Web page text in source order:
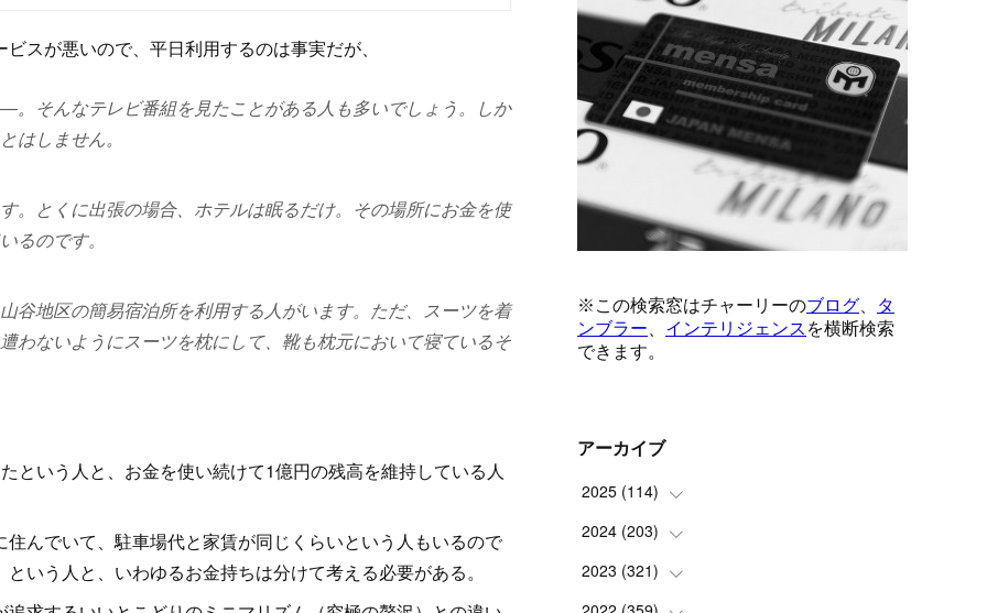
が悪いので、平日利用するのは事実だが、
そんなテレビ番組を見たことがある人も多いでしょう。しか
はしません。
。とくに出張の場合、ホテルは眠るだけ。その場所にお金を使
るのです。
谷地区の簡易宿泊所を利用する人がいます。ただ、スーツを着
わないようにスーツを枕にして、靴も枕元において寝ているそ
いう人と、お金を使い続けて1億円の残高を維持している人
んでいて、駐車場代と家賃が同じくらいという人もいるので
いう人と、いわゆるお金持ちは分けて考える必要がある。
アーカイブ
2025 (114)
(1)
(8)
(6)
2024 (203)
(24)
(10)
2023 (321)